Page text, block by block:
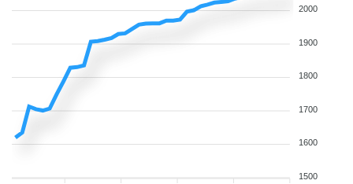
2000
1900
1800
1700
1600
1500